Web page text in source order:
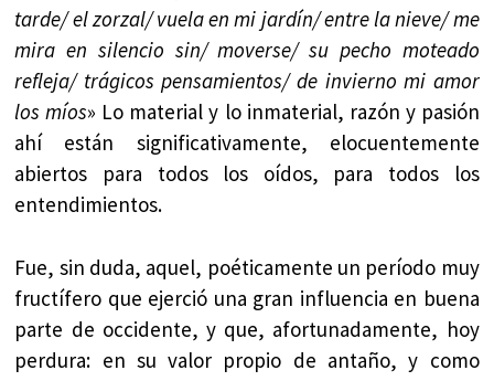
tarde/ el zorzal/ vuela en mi jardín/ entre la nieve/ me
mira en silencio sin/ moverse/ su pecho moteado
refleja/ trágicos pensamientos/ de invierno mi amor
los míos» Lo material y lo inmaterial, razón y pasión
ahí están significativamente, elocuentemente
abiertos para todos los oídos, para todos los
entendimientos.
Fue, sin duda, aquel, poéticamente un período muy
fructífero que ejerció una gran influencia en buena
parte de occidente, y que, afortunadamente, hoy
perdura: en su valor propio de antaño, y como